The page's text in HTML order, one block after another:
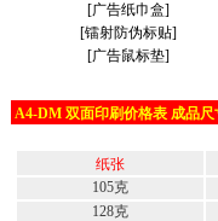
[广告纸巾盒]
[镭射防伪标贴]
[广告鼠标垫]
A4-DM 双面印刷价格表 成品尺
纸张
105克
128克